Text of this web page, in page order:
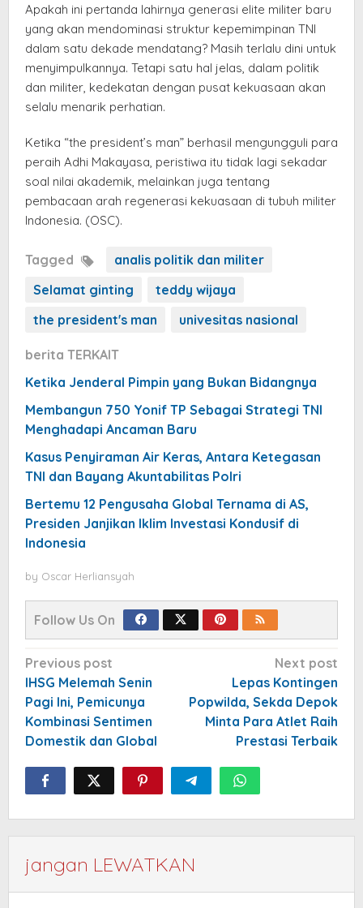
Apakah ini pertanda lahirnya generasi elite militer baru
yang akan mendominasi struktur kepemimpinan TNI
dalam satu dekade mendatang? Masih terlalu dini untuk
menyimpulkannya. Tetapi satu hal jelas, dalam politik
dan militer, kedekatan dengan pusat kekuasaan akan
selalu menarik perhatian.
Ketika “the president’s man” berhasil mengungguli para
peraih Adhi Makayasa, peristiwa itu tidak lagi sekadar
soal nilai akademik, melainkan juga tentang
pembacaan arah regenerasi kekuasaan di tubuh militer
Indonesia. (OSC).
Tagged
analis politik dan militer
Selamat ginting
teddy wijaya
the president's man
univesitas nasional
berita TERKAIT
Ketika Jenderal Pimpin yang Bukan Bidangnya
Membangun 750 Yonif TP Sebagai Strategi TNI
Menghadapi Ancaman Baru
Kasus Penyiraman Air Keras, Antara Ketegasan
TNI dan Bayang Akuntabilitas Polri
Bertemu 12 Pengusaha Global Ternama di AS,
Presiden Janjikan Iklim Investasi Kondusif di
Indonesia
by Oscar Herliansyah
Follow Us On
Post
navigation
Previous post
IHSG Melemah Senin
Pagi Ini, Pemicunya
Kombinasi Sentimen
Domestik dan Global
Next post
Lepas Kontingen
Popwilda, Sekda Depok
Minta Para Atlet Raih
Prestasi Terbaik
jangan LEWATKAN